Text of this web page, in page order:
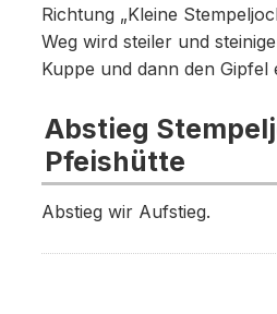
Richtung „Kleine
Weg wird steiler und
Kuppe und dann den Gipfel
Abstieg
Pfeishütte
Abstieg wir Aufstieg.